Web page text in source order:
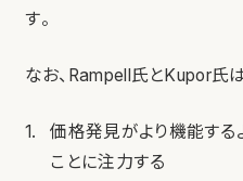
す。
なお、Rampell氏とKupor氏
価格発見がより機能する
ことに注力する